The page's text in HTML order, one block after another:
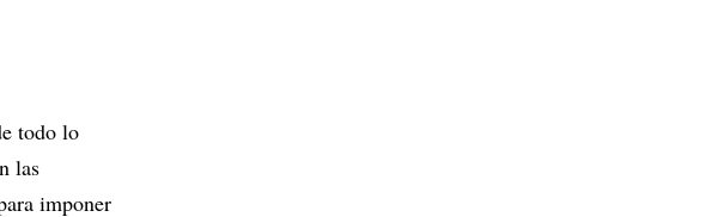
todo lo
las
imponer